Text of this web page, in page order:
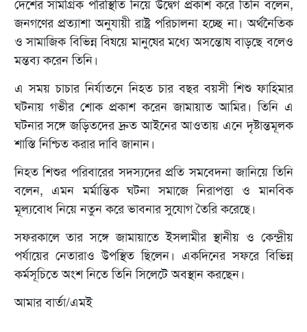
দেশের সামগ্রিক পরিস্থিতি নিয়ে উদ্বেগ প্রকাশ করে তিনি বলেন,
জনগণের প্রত্যাশা অনুযায়ী রাষ্ট্র পরিচালনা হচ্ছে না। অর্থনৈতিক
ও সামাজিক বিভিন্ন বিষয়ে মানুষের মধ্যে অসন্তোষ বাড়ছে বলেও
মন্তব্য করেন তিনি।
এ সময় চাচার নির্যাতনে নিহত চার বছর বয়সী শিশু ফাহিমার
ঘটনায় গভীর শোক প্রকাশ করেন জামায়াত আমির। তিনি এ
ঘটনার সঙ্গে জড়িতদের দ্রুত আইনের আওতায় এনে দৃষ্টান্তমূলক
শাস্তি নিশ্চিত করার দাবি জানান।
নিহত শিশুর পরিবারের সদস্যদের প্রতি সমবেদনা জানিয়ে তিনি
বলেন, এমন মর্মান্তিক ঘটনা সমাজে নিরাপত্তা ও মানবিক
মূল্যবোধ নিয়ে নতুন করে ভাবনার সুযোগ তৈরি করেছে।
সফরকালে তার সঙ্গে জামায়াতে ইসলামীর স্থানীয় ও কেন্দ্রীয়
পর্যায়ের নেতারাও উপস্থিত ছিলেন। একদিনের সফরে বিভিন্ন
কর্মসূচিতে অংশ নিতে তিনি সিলেটে অবস্থান করছেন।
আমার বার্তা/এমই